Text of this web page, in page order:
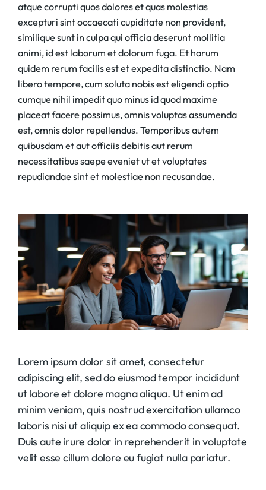
atque corrupti quos dolores et quas molestias
excepturi sint occaecati cupiditate non provident,
similique sunt in culpa qui officia deserunt mollitia
animi, id est laborum et dolorum fuga. Et harum
quidem rerum facilis est et expedita distinctio. Nam
libero tempore, cum soluta nobis est eligendi optio
cumque nihil impedit quo minus id quod maxime
placeat facere possimus, omnis voluptas assumenda
est, omnis dolor repellendus. Temporibus autem
quibusdam et aut officiis debitis aut rerum
necessitatibus saepe eveniet ut et voluptates
repudiandae sint et molestiae non recusandae.
Lorem ipsum dolor sit amet, consectetur
adipiscing elit, sed do eiusmod tempor incididunt
ut labore et dolore magna aliqua. Ut enim ad
minim veniam, quis nostrud exercitation ullamco
laboris nisi ut aliquip ex ea commodo consequat.
Duis aute irure dolor in reprehenderit in voluptate
velit esse cillum dolore eu fugiat nulla pariatur.